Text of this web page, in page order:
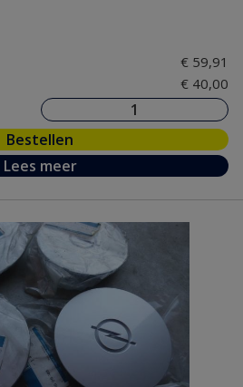
€ 59,91
€ 40,00
Bestellen
Lees meer